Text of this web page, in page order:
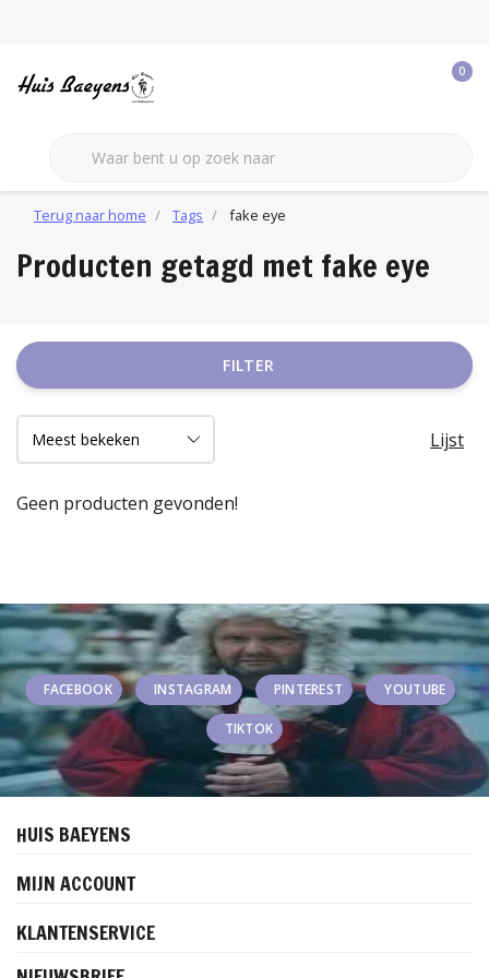
0
Terug naar home Tags fake eye
Producten getagd met fake eye
FILTER
Lijst
Geen producten gevonden!
FACEBOOK INSTAGRAM PINTEREST YOUTUBE
TIKTOK
HUIS BAEYENS
MIJN ACCOUNT
KLANTENSERVICE